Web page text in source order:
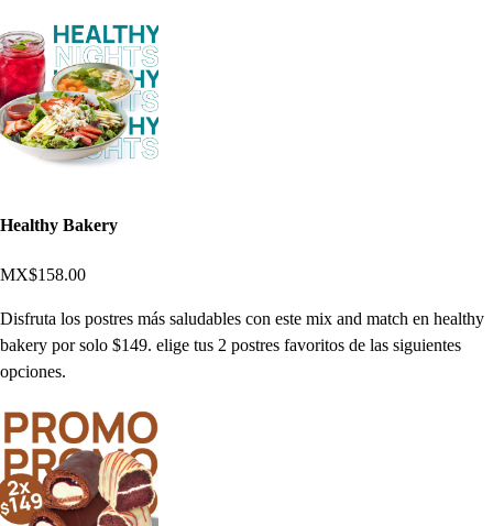
Healthy Bakery
MX$158.00
Disfruta los postres más saludables con este mix and match en healthy
bakery por solo $149. elige tus 2 postres favoritos de las siguientes
opciones.